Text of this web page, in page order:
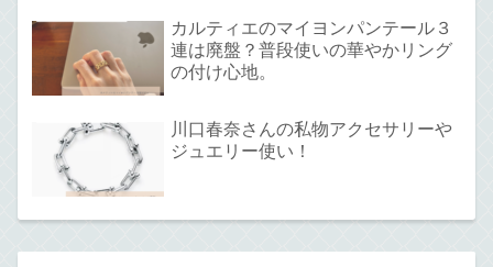
カルティエのマイヨンパンテール３
連は廃盤？普段使いの華やかリング
の付け心地。
川口春奈さんの私物アクセサリーや
ジュエリー使い！